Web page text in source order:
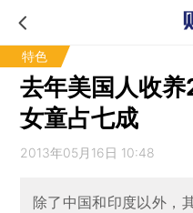
特色
去年美国人收
女童占七成
2013年05月16日 10:48
除了中国和印度以外，